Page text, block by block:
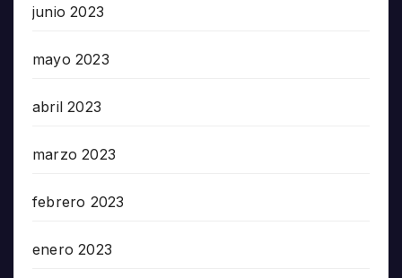
junio 2023
mayo 2023
abril 2023
marzo 2023
febrero 2023
enero 2023